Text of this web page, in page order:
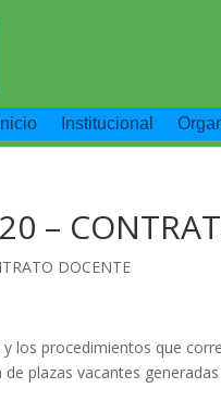
Inicio Institucional
–
DOCENTE
los procedimientos que
plazas vacantes